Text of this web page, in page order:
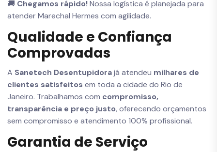
🚚 Chegamos rápido!Nossa logística é planejada para
atender Marechal Hermes com agilidade.
Qualidade e Confiança
Comprovadas
A Sanetech Desentupidorajá atendeu milhares de
clientes satisfeitos em toda a cidade do Rio de
Janeiro. Trabalhamos com compromisso,
transparência e preço justo, oferecendo orçamentos
sem compromisso e atendimento 100% profissional.
Garantia de Serviço